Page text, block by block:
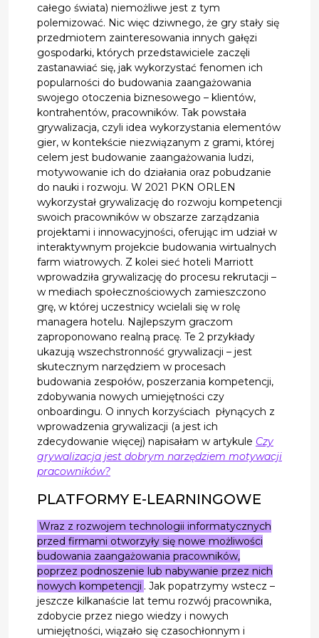
całego świata) niemożliwe jest z tym
polemizować. Nic więc dziwnego, że gry stały się
przedmiotem zainteresowania innych gałęzi
gospodarki, których przedstawiciele zaczęli
zastanawiać się, jak wykorzystać fenomen ich
popularności do budowania zaangażowania
swojego otoczenia biznesowego – klientów,
kontrahentów, pracowników. Tak powstała
grywalizacja, czyli idea wykorzystania elementów
gier, w kontekście niezwiązanym z grami, której
celem jest budowanie zaangażowania ludzi,
motywowanie ich do działania oraz pobudzanie
do nauki i rozwoju. W 2021 PKN ORLEN
wykorzystał grywalizację do rozwoju kompetencji
swoich pracowników w obszarze zarządzania
projektami i innowacyjności, oferując im udział w
interaktywnym projekcie budowania wirtualnych
farm wiatrowych. Z kolei sieć hoteli Marriott
wprowadziła grywalizację do procesu rekrutacji –
w mediach społecznościowych zamieszczono
grę, w której uczestnicy wcielali się w rolę
managera hotelu. Najlepszym graczom
zaproponowano realną pracę. Te 2 przykłady
ukazują wszechstronność grywalizacji – jest
skutecznym narzędziem w procesach
budowania zespołów, poszerzania kompetencji,
zdobywania nowych umiejętności czy
onboardingu. O innych korzyściach płynących z
wprowadzenia grywalizacji (a jest ich
zdecydowanie więcej) napisałam w artykule Czy
grywalizacja jest dobrym narzędziem motywacji
pracowników?
PLATFORMY E-LEARNINGOWE
Wraz z rozwojem technologii informatycznych
przed firmami otworzyły się nowe możliwości
budowania zaangażowania pracowników,
poprzez podnoszenie lub nabywanie przez nich
nowych kompetencji . Jak popatrzymy wstecz –
jeszcze kilkanaście lat temu rozwój pracownika,
zdobycie przez niego wiedzy i nowych
umiejętności, wiązało się czasochłonnym i